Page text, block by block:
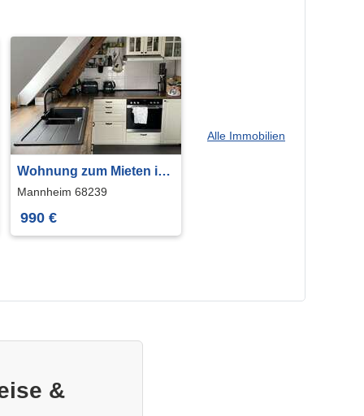
Wohnung zum Mieten in
Mannheim 990 € 85 m²
Mannheim 68239
990 €
Alle Immobilien
&